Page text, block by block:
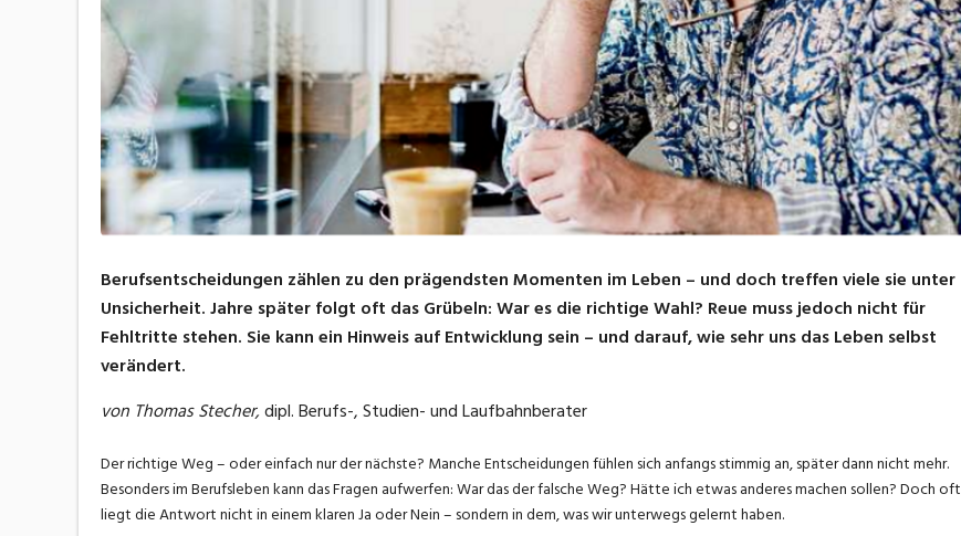
Berufsentscheidungen zählen zu den prägendsten Momenten im Leben – und doch treffen viele sie unter
Unsicherheit. Jahre später folgt oft das Grübeln: War es die richtige Wahl? Reue muss jedoch nicht für
Fehltritte stehen. Sie kann ein Hinweis auf Entwicklung sein – und darauf, wie sehr uns das Leben selbst
verändert.
von Thomas Stecher,dipl. Berufs-, Studien- und Laufbahnberater
Der richtige Weg – oder einfach nur der nächste? Manche Entscheidungen fühlen sich anfangs stimmig an, später dann nicht mehr.
Besonders im Berufsleben kann das Fragen aufwerfen: War das der falsche Weg? Hätte ich etwas anderes machen sollen? Doch oft
liegt die Antwort nicht in einem klaren Ja oder Nein – sondern in dem, was wir unterwegs gelernt haben.